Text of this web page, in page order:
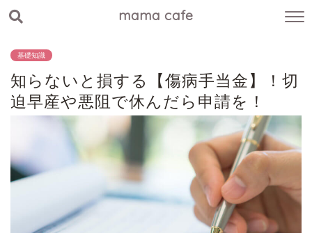
mama cafe
基礎知識
知らないと損する【傷病手当金】！切
迫早産や悪阻で休んだら申請を！